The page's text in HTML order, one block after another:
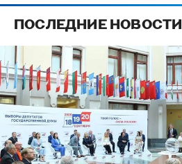
ПОСЛЕДНИЕ НОВОСТИ